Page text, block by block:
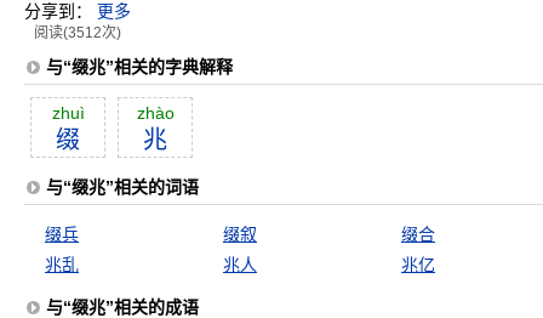
分享到： 更多
阅读(3512次)
与“缀兆”相关的字典解释
zhuì
缀
zhào
兆
与“缀兆”相关的词语
缀兵 缀叙
缀合
兆乱
兆人 兆亿
与“缀兆”相关的成语